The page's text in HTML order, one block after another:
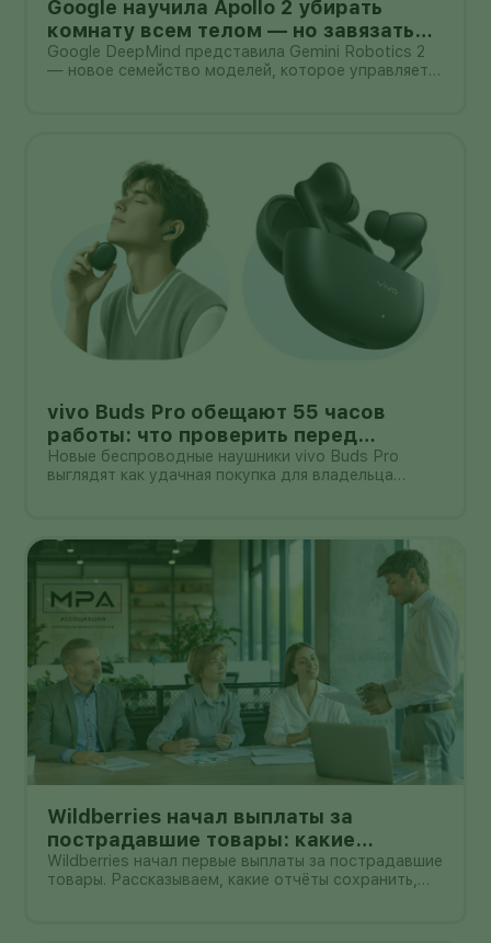
Google научила Apollo 2 убирать
комнату всем телом — но завязать
пакет он умеет лишь в 44% попыток
Google DeepMind представила Gemini Robotics 2
— новое семейство моделей, которое управляет
vivo Buds Pro обещают 55 часов
работы: что проверить перед
покупкой в России
Новые беспроводные наушники vivo Buds Pro
выглядят как удачная покупка для владельца
Wildberries начал выплаты за
пострадавшие товары: какие
документы собрать и чем поможет
АПМ
Wildberries начал первые выплаты за пострадавшие
товары. Рассказываем, какие отчёты сохранить,